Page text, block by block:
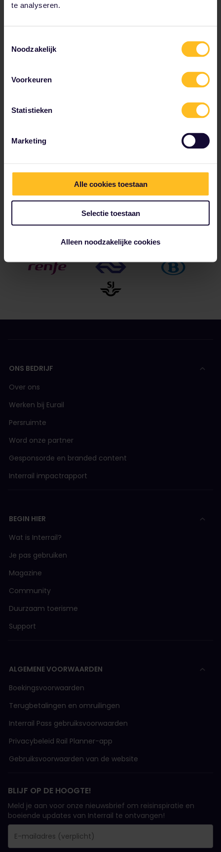
te analyseren.
Noodzakelijk
Voorkeuren
Statistieken
Marketing
Alle cookies toestaan
Selectie toestaan
Alleen noodzakelijke cookies
Ontdek de nieuwe Italy Plus
Profiteer van alle voordelen van de Italiëpas
zitplaatsen te reserveren voor de meeste
treinen inbegrepen zijn.
Tot onze partners behoren
ONS BEDRIJF
Over ons
Werken bij Eurail
Persruimte
Word onze partner
Gesponsorde en branded content
Interrail impactrapport
BEGIN HIER
Wat is Interrail?
Je pas gebruiken
Magazine
Community
Duurzaam toerisme
Support
ALGEMENE VOORWAARDEN
Boekingsvoorwaarden
Terugbetalingen en omruilingen
Interrail Pass gebruiksvoorwaarden
Privacybeleid Rail Planner-app
Gebruiksvoorwaarden van de website
BLIJF OP DE HOOGTE!
Meld je aan voor onze nieuwsbrief om reisinspiratie en
boeiende updates van Interrail te ontvangen!